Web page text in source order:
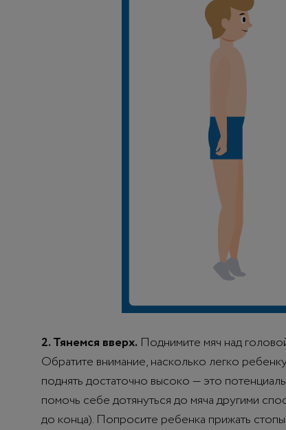
2. Тянемся вверх. Поднимите мяч над
Обратите внимание, насколько легко
поднять достаточно высоко — это
помочь себе дотянуться до мяча другими
до конца). Попросите ребенка прижать